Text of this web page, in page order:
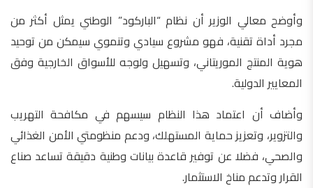
وأوضح معالي الوزير أن نظام “الباركود” الوطني يمثل أكثر من
مجرد أداة تقنية، فهو مشروع سيادي وتنموي سيمكن من توحيد
هوية المنتج الموريتاني، وتسهيل ولوجه للأسواق الخارجية وفق
المعايير الدولية.
وأضاف أن اعتماد هذا النظام سيسهم في مكافحة التهريب
والتزوير، وتعزيز حماية المستهلك، ودعم منظومتي الأمن الغذائي
والصحي، فضلا عن توفير قاعدة بيانات وطنية دقيقة تساعد صناع
القرار وتدعم مناخ الاستثمار.